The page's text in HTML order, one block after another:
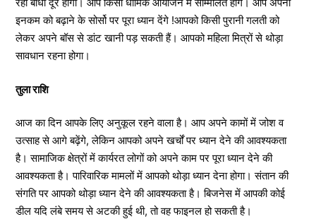
इनकम को बढ़ाने के सोर्सो पर पूरा ध्यान देंगे !आपको किसी पुरानी गलती को
लेकर अपने बॉस से डांट खानी पड़ सकती हैं। आपको महिला मित्रों से थोड़ा
सावधान रहना होगा।
तुला राशि
आज का दिन आपके लिए अनुकूल रहने वाला है। आप अपने कामों में जोश व
उत्साह से आगे बढ़ेंगे, लेकिन आपको अपने खर्चों पर ध्यान देने की आवश्यकता
है। सामाजिक क्षेत्रों में कार्यरत लोगों को अपने काम पर पूरा ध्यान देने की
आवश्यकता है। पारिवारिक मामलों में आपको थोड़ा ध्यान देना होगा। संतान की
संगति पर आपको थोड़ा ध्यान देने की आवश्यकता है। बिजनेस में आपकी कोई
डील यदि लंबे समय से अटकी हुई थी, तो वह फाइनल हो सकती है।